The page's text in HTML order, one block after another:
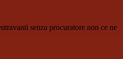
senza procuratore non ce ne